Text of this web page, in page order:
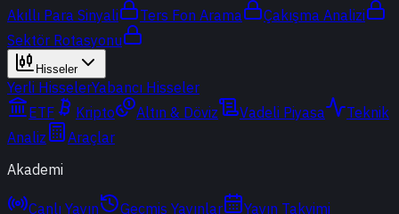
Akıllı Para Sinyali
Ters Fon Arama
Çakışma Analizi
Sektör Rotasyonu
Hisseler
Yerli HisselerYabancı Hisseler
ETF
Kripto Altın & Döviz Vadeli Piyasa
Teknik
Analiz
Araçlar
Akademi
Canlı Yayın Geçmiş Yayınlar
Yayın Takvimi